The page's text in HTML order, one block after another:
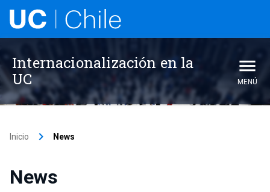
Internacionalización en la
UC
MENÚ
Inicio keyboard_arrow_right News
News